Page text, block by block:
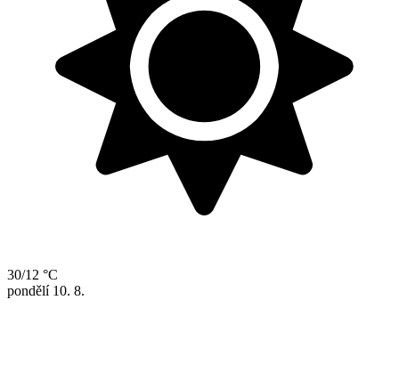
30/12 °C
pondělí 10. 8.